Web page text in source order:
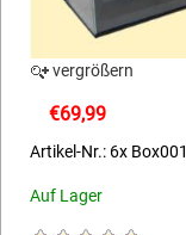
vergrößern
€69,99
Artikel-Nr.: 6x Box001
Auf Lager